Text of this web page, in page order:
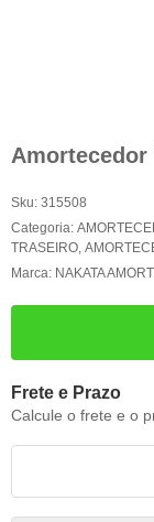
Amortecedor
Sku: 315508
Categoria:
TRASEIRO,
Marca: NAKATA
Frete e Prazo
Calcule o frete e o